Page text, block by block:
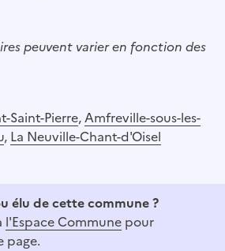
peuvent varier en fonction des
Saint-Pierre,Amfreville-sous-les-
, La Neuville-Chant-d'Oisel
élu de cette commune ?
l'Espace Commune pour
page.